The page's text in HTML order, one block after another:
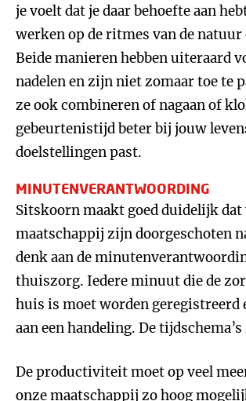
je voelt dat je daar behoefte aan
werken op de ritmes van de natuur
Beide manieren hebben uiteraard
nadelen en zijn niet zomaar toe te
ze ook combineren of nagaan of
gebeurtenistijd beter bij jouw
doelstellingen past.
MINUTENVERANTWOORDING
Sitskoorn maakt goed duidelijk dat
maatschappij zijn doorgeschoten
denk aan de
thuiszorg. Iedere minuut die de
huis is moet worden geregistreerd
aan een handeling. De
De productiviteit moet op veel
onze maatschappij zo hoog